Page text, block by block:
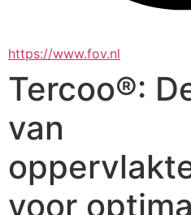
https://www.fov.nl
Tercoo®:
van
voor